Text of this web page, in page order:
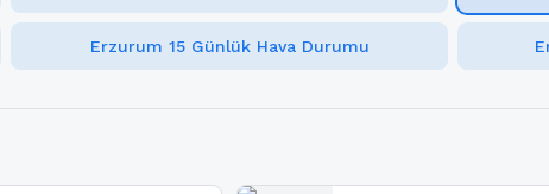
Erzurum 15 Günlük Hava Durumu